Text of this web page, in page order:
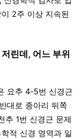
2주 이상 지속된
린데, 어느 부위
요추 4-5번 신경근
대로 종아리 뒤쪽
추 1번 신경근 문제
적 신경 영역과 일